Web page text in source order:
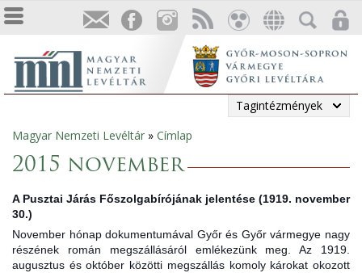
Tagintézmények
Jelenlegi
hely
Magyar Nemzeti Levéltár » Címlap
2015 november
A Pusztai Járás Főszolgabírójának jelentése (1919. november
30.)
November hónap dokumentumával Győr és Győr vármegye nagy
részének román megszállásáról emlékezünk meg. Az 1919.
augusztus és október közötti megszállás komoly károkat okozott